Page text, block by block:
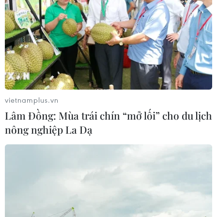
vietnamplus.vn
Lâm Đồng: Mùa trái chín “mở lối” cho du lịch
nông nghiệp La Dạ